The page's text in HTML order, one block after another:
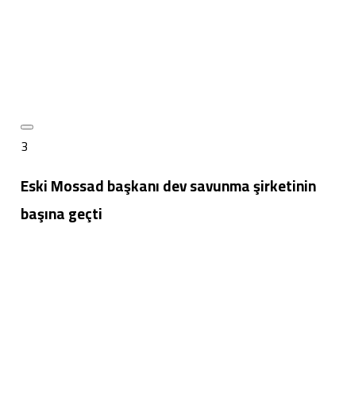
3
Eski Mossad başkanı dev savunma şirketinin
başına geçti